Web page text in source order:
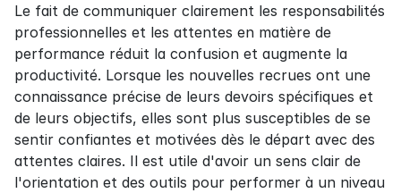
Le fait de communiquer clairement les responsabilités
professionnelles et les attentes en matière de
performance réduit la confusion et augmente la
productivité. Lorsque les nouvelles recrues ont une
connaissance précise de leurs devoirs spécifiques et
de leurs objectifs, elles sont plus susceptibles de se
sentir confiantes et motivées dès le départ avec des
attentes claires. Il est utile d'avoir un sens clair de
l'orientation et des outils pour performer à un niveau